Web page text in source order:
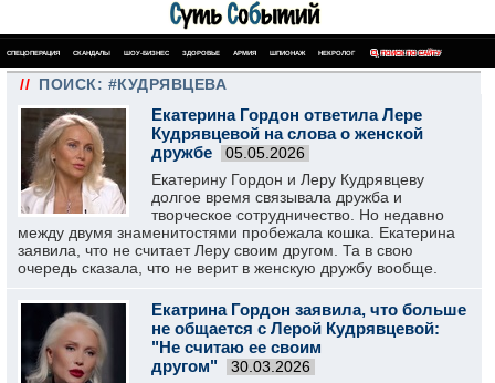
СПЕЦОПЕРАЦИЯ СКАНДАЛЫ ШОУ-БИЗНЕС ЗДОРОВЬЕ АРМИЯ ШПИОНАЖ НЕКРОЛОГ ПОИСК ПО САЙТУ
// ПОИСК: #КУДРЯВЦЕВА
Екатерина Гордон ответила Лере
Кудрявцевой на слова о женской
дружбе
05.05.2026
Екатерину Гордон и Леру Кудрявцеву
долгое время связывала дружба и
творческое сотрудничество. Но недавно
между двумя знаменитостями пробежала кошка. Екатерина
заявила, что не считает Леру своим другом. Та в свою
очередь сказала, что не верит в женскую дружбу вообще.
Екатрина Гордон заявила, что больше
не общается с Лерой Кудрявцевой:
"Не считаю ее своим
другом"
30.03.2026